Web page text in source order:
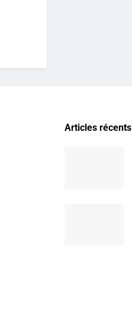
Articles récents